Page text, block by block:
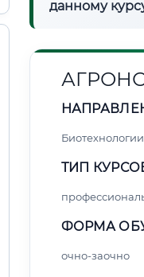
данному
Биотехнологии
ТИП
ФОРМА
очно-заочно